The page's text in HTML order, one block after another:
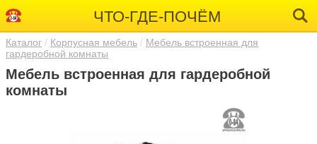
ЧТО-ГДЕ-ПОЧЁМ
Каталог Корпусная мебель
Мебель встроенная для
гардеробной комнаты
Мебель встроенная для гардеробной
комнаты